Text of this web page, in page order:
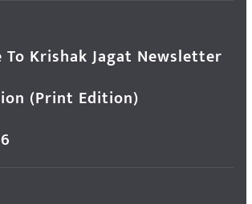
To Krishak Jagat Newsletter
(Print Edition)